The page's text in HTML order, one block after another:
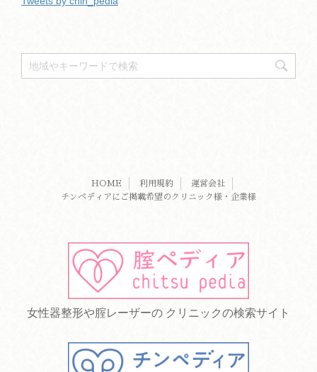
HOME 利用規約
運営会社
チンペディアにご掲載希望のクリニック様・企業様
女性器整形や腟レーザーの クリニックの検索サイト